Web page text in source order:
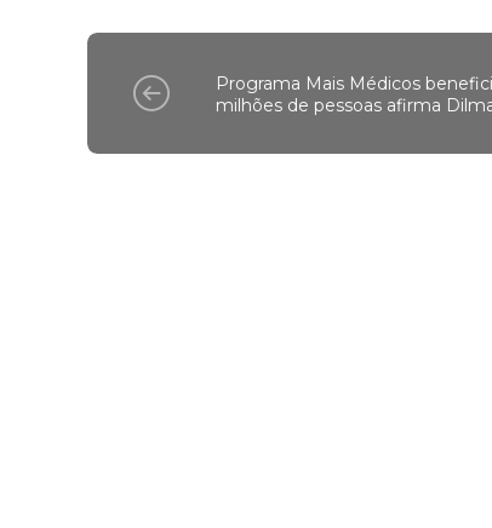
Programa Mais Médicos
milhões de pessoas afirma